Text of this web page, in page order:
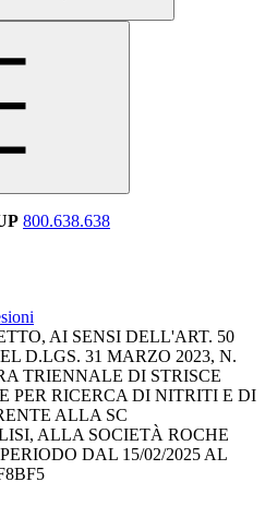
800.638.638
AI SENSI DELL'ART. 50
D.LGS. 31 MARZO 2023, N.
TRIENNALE DI STRISCE
PER RICERCA DI NITRITI E DI
ALLA SC
ALLA SOCIETÀ ROCHE
DAL 15/02/2025 AL